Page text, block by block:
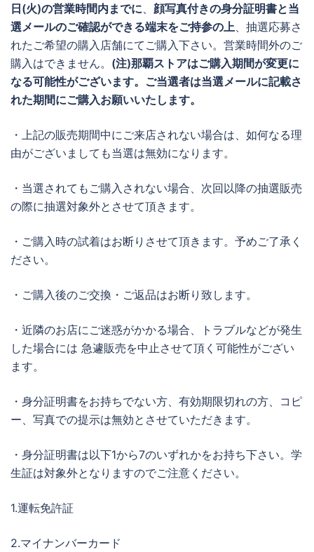
日(火)の営業時間内までに
顔写真付きの身分証明書と当
選メールのご確認ができる端末をご持参の上 、抽選応募さ
れたご希望の購入店舗にてご購入下さい。営業時間外のご
購入はできません。 (注)那覇ストアはご購入期間が変更に
なる可能性がございます。ご当選者は当選メールに記載さ
れた期間にご購入お願いいたします。
・上記の販売期間中にご来店されない場合は、如何なる理
由がございましても当選は無効になります。
・当選されてもご購入されない場合、次回以降の抽選販売
の際に抽選対象外とさせて頂きます。
・ご購入時の試着はお断りさせて頂きます。予めご了承く
ださい。
・ご購入後のご交換・ご返品はお断り致します。
・近隣のお店にご迷惑がかかる場合、トラブルなどが発生
した場合には 急遽販売を中止させて頂く可能性がござい
ます。
・身分証明書をお持ちでない方、有効期限切れの方、コピ
ー、写真での提示は無効とさせていただきます。
・身分証明書は以下1から7のいずれかをお持ち下さい。学
生証は対象外となりますのでご注意ください。
1.運転免許証
2.マイナンバーカード